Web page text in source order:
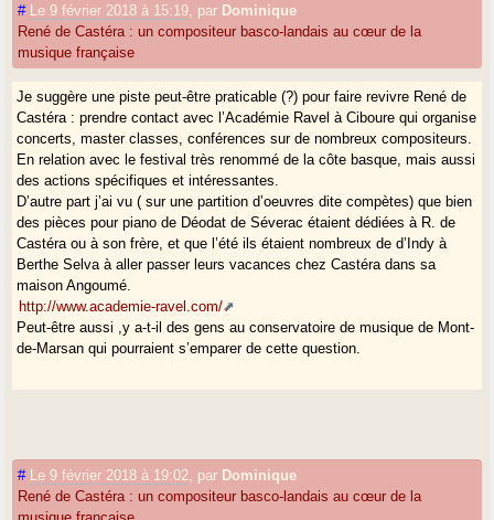
# Le 9 février 2018 à 15:19 par Dominique
René de Castéra : un compositeur basco-landais au cœur de la
musique française
Je suggère une piste peut-être praticable (?) pour faire revivre René de
Castéra : prendre contact avec l’Académie Ravel à Ciboure qui organise
concerts, master classes, conférences sur de nombreux compositeurs.
En relation avec le festival très renommé de la côte basque, mais aussi
des actions spécifiques et intéressantes.
D’autre part j’ai vu ( sur une partition d’oeuvres dite compètes) que bien
des pièces pour piano de Déodat de Séverac étaient dédiées à R. de
Castéra ou à son frère, et que l’été ils étaient nombreux de d’Indy à
Berthe Selva à aller passer leurs vacances chez Castéra dans sa
maison Angoumé.
http://www.academie-ravel.com/
Peut-être aussi ,y a-t-il des gens au conservatoire de musique de Mont-
de-Marsan qui pourraient s’emparer de cette question.
# Le 9 février 2018 à 19:02 par Dominique
René de Castéra : un compositeur basco-landais au cœur de la